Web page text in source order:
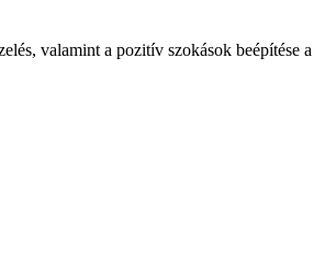
valamint a pozitív szokások beépítése a